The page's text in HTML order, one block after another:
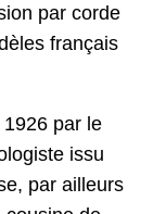
par corde
français
1926 par le
issu
par ailleurs